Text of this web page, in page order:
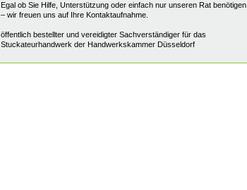
Egal ob Sie Hilfe, Unterstützung oder einfach nur unseren Rat benötigen
– wir freuen uns auf Ihre Kontaktaufnahme.
öffentlich bestellter und vereidigter Sachverständiger für das
Stuckateurhandwerk der Handwerkskammer Düsseldorf